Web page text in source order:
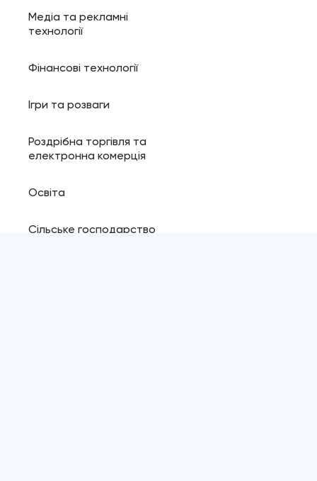
Медіа та рекламні
технології
Фінансові технології
Ігри та розваги
Роздрібна торгівля та
електронна комерція
Освіта
Сільське господарство